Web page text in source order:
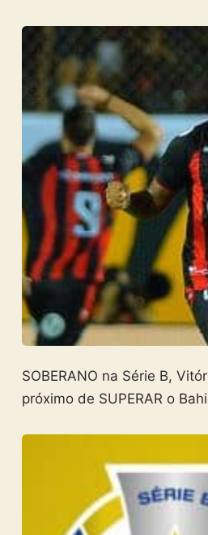
SOBERANO na Série B,
próximo de SUPERAR o